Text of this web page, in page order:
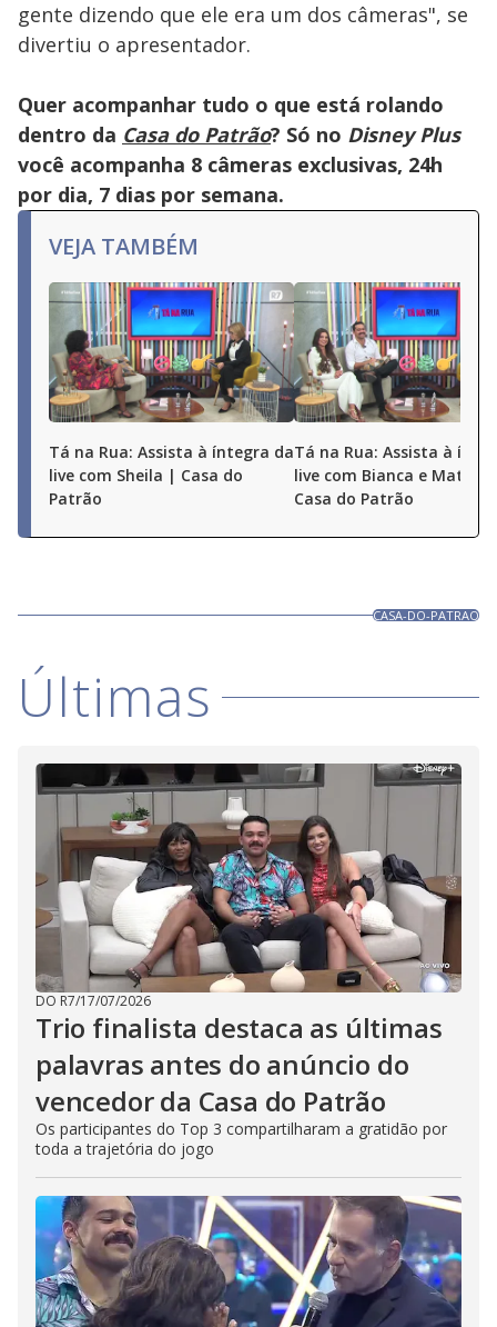
gente dizendo que ele era um dos câmeras", se
divertiu o apresentador.
Quer acompanhar tudo o que está rolando
dentro da Casa do Patrão? Só no Disney Plus
você acompanha 8 câmeras exclusivas, 24h
por dia, 7 dias por semana.
VEJA TAMBÉM
Tá na Rua: Assista à íntegra da
live com Sheila | Casa do
Patrão
Tá na Rua: Assista à
live com Bianca e
Casa do Patrão
CASA-DO-PATRAO
Últimas
DO R7/17/07/2026
Trio finalista destaca as últimas
palavras antes do anúncio do
vencedor da Casa do Patrão
Os participantes do Top 3 compartilharam a gratidão por
toda a trajetória do jogo